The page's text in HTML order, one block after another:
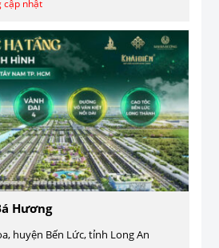
nhật
Hương
huyện Bến Lức, tỉnh Long An